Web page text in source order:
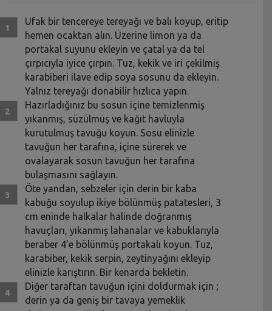
Ufak bir tencereye tereyağı ve balı koyup, eritip
hemen ocaktan alın. Üzerine limon ya da
portakal suyunu ekleyin ve çatal ya da tel
çırpıcıyla iyice çırpın. Tuz, kekik ve iri çekilmiş
karabiberi ilave edip soya sosunu da ekleyin.
Yalnız tereyağı donabilir hızlıca yapın.
Hazırladığınız bu sosun içine temizlenmiş
yıkanmış, süzülmüş ve kağıt havluyla
kurutulmuş tavuğu koyun. Sosu elinizle
tavuğun her tarafına, içine sürerek ve
ovalayarak sosun tavuğun her tarafına
bulaşmasını sağlayın.
Öte yandan, sebzeler için derin bir kaba
kabuğu soyulup ikiye bölünmüş patatesleri, 3
cm eninde halkalar halinde doğranmış
havuçları, yıkanmış lahanalar ve kabuklarıyla
beraber 4’e bölünmüş portakalı koyun. Tuz,
karabiber, kekik serpin, zeytinyağını ekleyip
elinizle karıştırın. Bir kenarda bekletin.
Diğer taraftan tavuğun içini doldurmak için ;
derin ya da geniş bir tavaya yemeklik